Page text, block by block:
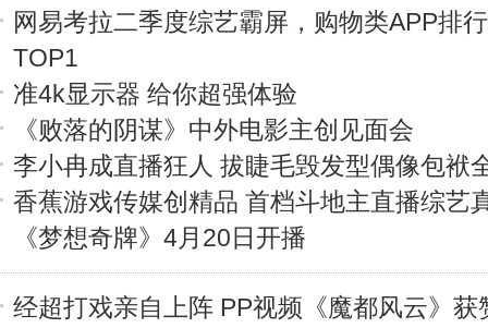
网易考拉二季度综艺霸屏，购物类APP排
TOP1
准4k显示器 给你超强体验
《败落的阴谋》中外电影主创见面会
李小冉成直播狂人 拔睫毛毁发型偶像包袱
香蕉游戏传媒创精品 首档斗地主直播综艺
《梦想奇牌》4月20日开播
经超打戏亲自上阵 PP视频《魔都风云》获